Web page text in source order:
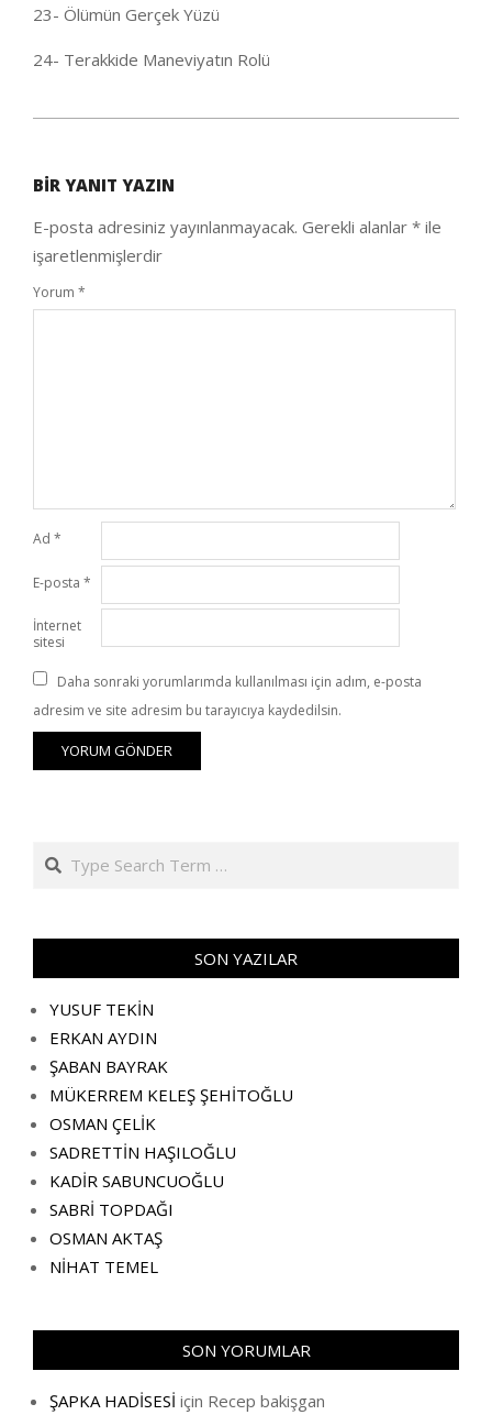
23- Ölümün Gerçek Yüzü
24- Terakkide Maneviyatın Rolü
25
BIR YANIT YAZIN
E-posta adresiniz yayınlanmayacak. Gerekli alanlar * ile
işaretlenmişlerdir
Yorum *
Ad *
E-posta *
İnternet
sitesi
Daha sonraki yorumlarımda kullanılması için adım, e-posta
adresim ve site adresim bu tarayıcıya kaydedilsin.
Search
SON YAZILAR
YUSUF TEKİN
ERKAN AYDIN
ŞABAN BAYRAK
MÜKERREM KELEŞ ŞEHİTOĞLU
OSMAN ÇELİK
SADRETTİN HAŞILOĞLU
KADİR SABUNCUOĞLU
SABRİ TOPDAĞI
OSMAN AKTAŞ
NİHAT TEMEL
SON YORUMLAR
ŞAPKA HADİSESİ için Recep bakişgan